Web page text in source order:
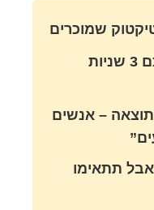
1. התחילו חזק – יש לכם 3 שניות
תוצאה – אנשים
תתאימו